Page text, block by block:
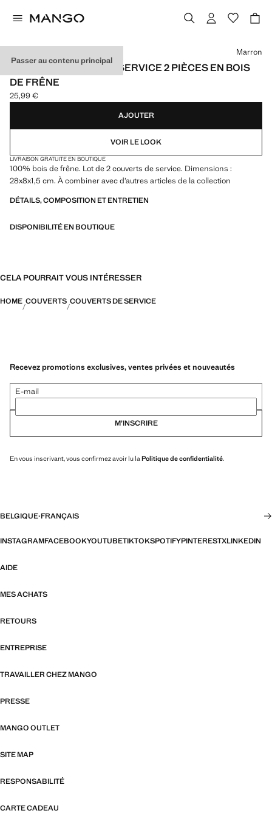
Passer au contenu principal
LOT DE COUVERTS DE SERVICE 2 PIÈCES EN BOIS
DE FRÊNE
Prix actuel [25,99 € ]
25,99 €
Choisissez une couleur
Marron
AJOUTER
VOIR LE LOOK
LIVRAISON GRATUITE EN BOUTIQUE
100% bois de frêne. Lot de 2 couverts de service. Dimensions :
28x8x1,5 cm. À combiner avec d’autres articles de la collection
DÉTAILS, COMPOSITION ET ENTRETIEN
DISPONIBILITÉ EN BOUTIQUE
CELA POURRAIT VOUS INTÉRESSER
HOME COUVERTS COUVERTS DE SERVICE
Recevez promotions exclusives, ventes privées et nouveautés
E-mail
M’INSCRIRE
En vous inscrivant, vous confirmez avoir lu la Politique de confidentialité.
BELGIQUE·FRANÇAIS
INSTAGRAMFACEBOOKYOUTUBETIKTOKSPOTIFYPINTERESTXLINKEDIN
AIDE
MES ACHATS
RETOURS
ENTREPRISE
TRAVAILLER CHEZ MANGO
PRESSE
MANGO OUTLET
SITE MAP
RESPONSABILITÉ
CARTE CADEAU